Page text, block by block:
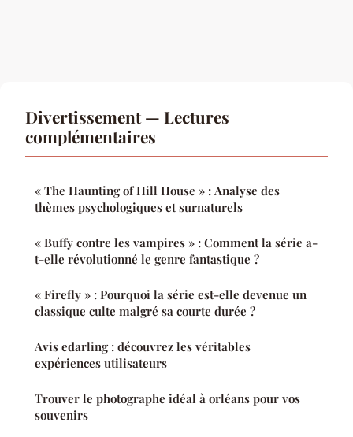
Divertissement — Lectures
complémentaires
« The Haunting of Hill House » : Analyse des
thèmes psychologiques et surnaturels
« Buffy contre les vampires » : Comment la série a-
t-elle révolutionné le genre fantastique ?
« Firefly » : Pourquoi la série est-elle devenue un
classique culte malgré sa courte durée ?
Avis edarling : découvrez les véritables
expériences utilisateurs
Trouver le photographe idéal à orléans pour vos
souvenirs